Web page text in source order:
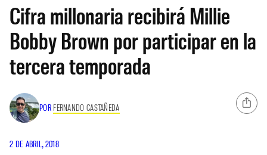
Cifra millonaria recibirá Millie
Bobby Brown por participar en la
tercera temporada
POR FERNANDO CASTAÑEDA
2 DE ABRIL, 2018